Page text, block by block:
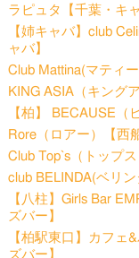
ラピュタ【千葉・キ
【姉キャバ】club
ャバ】
Club Mattina(マティ
KING ASIA（キング
【柏】 BECAUSE（
Rore（ロアー）【西
Club Top`s（トップ
club BELINDA(ベリ
【八柱】Girls Bar
ズバー】
【柏駅東口】カフ
ズバー】